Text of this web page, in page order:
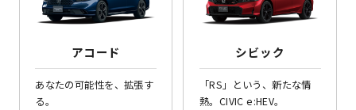
アコード
あなたの可能性を、拡張す
る。
シビック
「RS」という、新たな情
熱。CIVIC e:HEV。